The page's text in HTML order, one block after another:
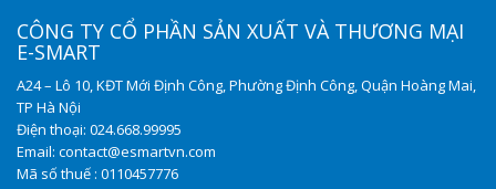
CÔNG TY CỔ PHẦN SẢN XUẤT VÀ THƯƠNG MẠI
E-SMART
A24 – Lô 10, KĐT Mới Định Công, Phường Định Công, Quận Hoàng Mai,
TP Hà Nội
Điện thoại: 024.668.99995
Email: contact@esmartvn.com
Mã số thuế : 0110457776